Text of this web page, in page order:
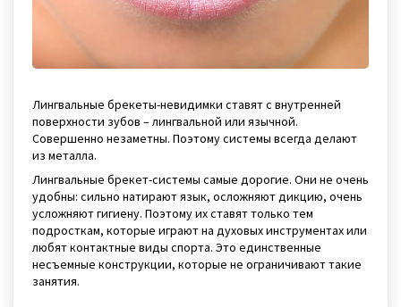
Лингвальные брекеты-невидимки ставят с внутренней
поверхности зубов – лингвальной или язычной.
Совершенно незаметны. Поэтому системы всегда делают
из металла.
Лингвальные брекет-системы самые дорогие. Они не очень
удобны: сильно натирают язык, осложняют дикцию, очень
усложняют гигиену. Поэтому их ставят только тем
подросткам, которые играют на духовых инструментах или
любят контактные виды спорта. Это единственные
несъемные конструкции, которые не ограничивают такие
занятия.